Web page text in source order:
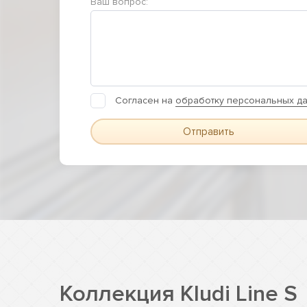
Согласен на обработку персональных
Отправить
Коллекция Kludi Line S